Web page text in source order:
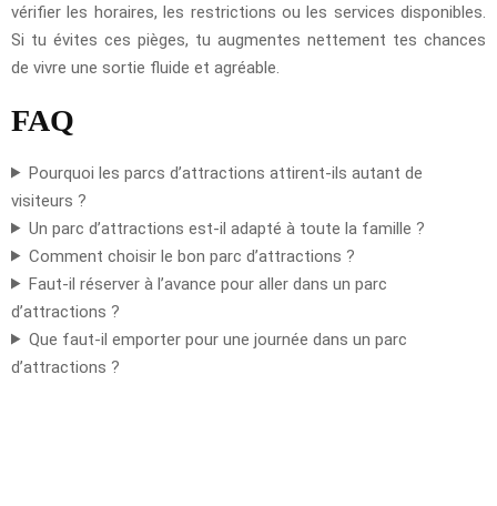
vérifier les horaires, les restrictions ou les services disponibles.
Si tu évites ces pièges, tu augmentes nettement tes chances
de vivre une sortie fluide et agréable.
FAQ
Pourquoi les parcs d’attractions attirent-ils autant de
visiteurs ?
Un parc d’attractions est-il adapté à toute la famille ?
Comment choisir le bon parc d’attractions ?
Faut-il réserver à l’avance pour aller dans un parc
d’attractions ?
Que faut-il emporter pour une journée dans un parc
d’attractions ?